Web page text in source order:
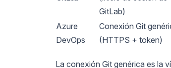
GitLab)
Azure
DevOps
Conexión Git
(HTTPS + token)
La conexión Git genérica es la